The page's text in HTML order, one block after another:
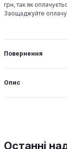
грн, так як
Заощаджуйте
Повернення
Опис
Останні